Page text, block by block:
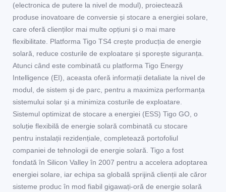
(electronica de putere la nivel de modul), proiectează
produse inovatoare de conversie și stocare a energiei solare,
care oferă clienților mai multe opțiuni și o mai mare
flexibilitate. Platforma Tigo TS4 crește producția de energie
solară, reduce costurile de exploatare și sporește siguranța.
Atunci când este combinată cu platforma Tigo Energy
Intelligence (EI), aceasta oferă informații detaliate la nivel de
modul, de sistem și de parc, pentru a maximiza performanța
sistemului solar și a minimiza costurile de exploatare.
Sistemul optimizat de stocare a energiei (ESS) Tigo GO, o
soluție flexibilă de energie solară combinată cu stocare
pentru instalații rezidențiale, completează portofoliul
companiei de tehnologii de energie solară. Tigo a fost
fondată în Silicon Valley în 2007 pentru a accelera adoptarea
energiei solare, iar echipa sa globală sprijină clienții ale căror
sisteme produc în mod fiabil gigawați-oră de energie solară